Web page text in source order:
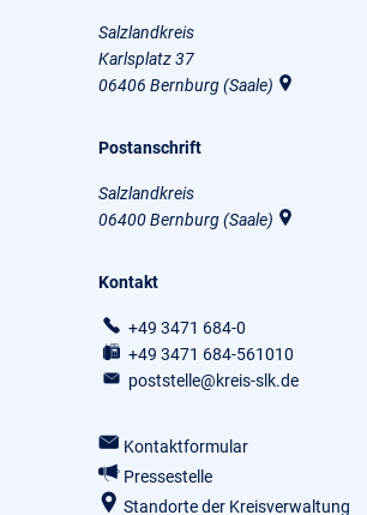
Salzlandkreis
Karlsplatz 37
06406 Bernburg (Saale)
Postanschrift
Salzlandkreis
06400Bernburg (Saale)
Kontakt
+49 3471 684-0
+49 3471 684-561010
poststelle@kreis-slk.de
Kontaktformular
Pressestelle
Standorte der Kreisverwaltung